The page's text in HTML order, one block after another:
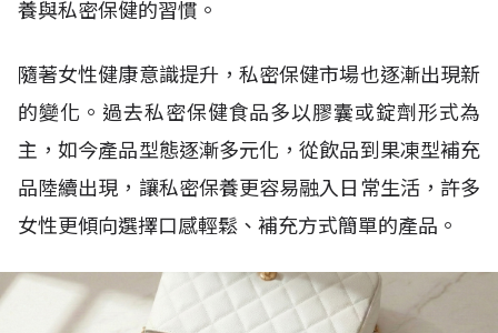
養與私密保健的習慣。
隨著女性健康意識提升，私密保健市場也逐漸出現新
的變化。過去私密保健食品多以膠囊或錠劑形式為
主，如今產品型態逐漸多元化，從飲品到果凍型補充
品陸續出現，讓私密保養更容易融入日常生活，許多
女性更傾向選擇口感輕鬆、補充方式簡單的產品。